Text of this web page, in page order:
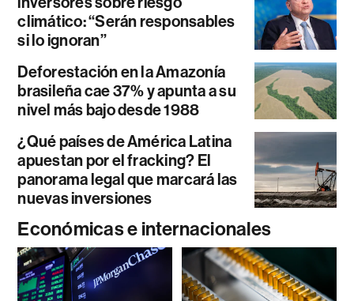
climático: “Serán responsables
si lo ignoran”
Deforestación en la Amazonía
brasileña cae 37% y apunta a su
nivel más bajo desde 1988
¿Qué países de América Latina
apuestan por el fracking? El
panorama legal que marcará las
nuevas inversiones
Económicas e internacionales